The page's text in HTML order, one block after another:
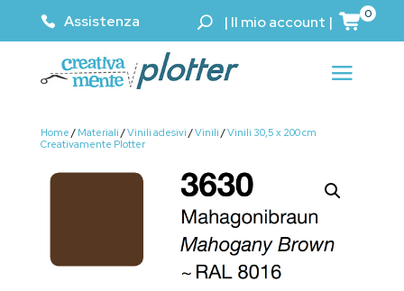
Assistenza | Il mio account | 0
Home / Materiali /Vinili adesivi /Vinili /Vinili 30,5 x 200 cm
Creativamente Plotter